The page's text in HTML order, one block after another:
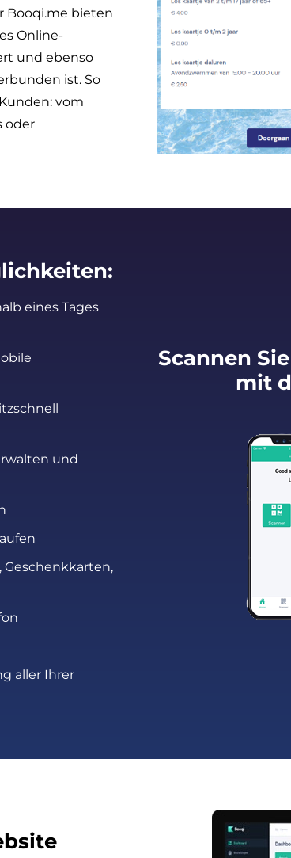
Booqi.me bieten
Online-
und ebenso
ist. So
vom
oder
eines Tages
und
aller Ihrer
Scannen
mit